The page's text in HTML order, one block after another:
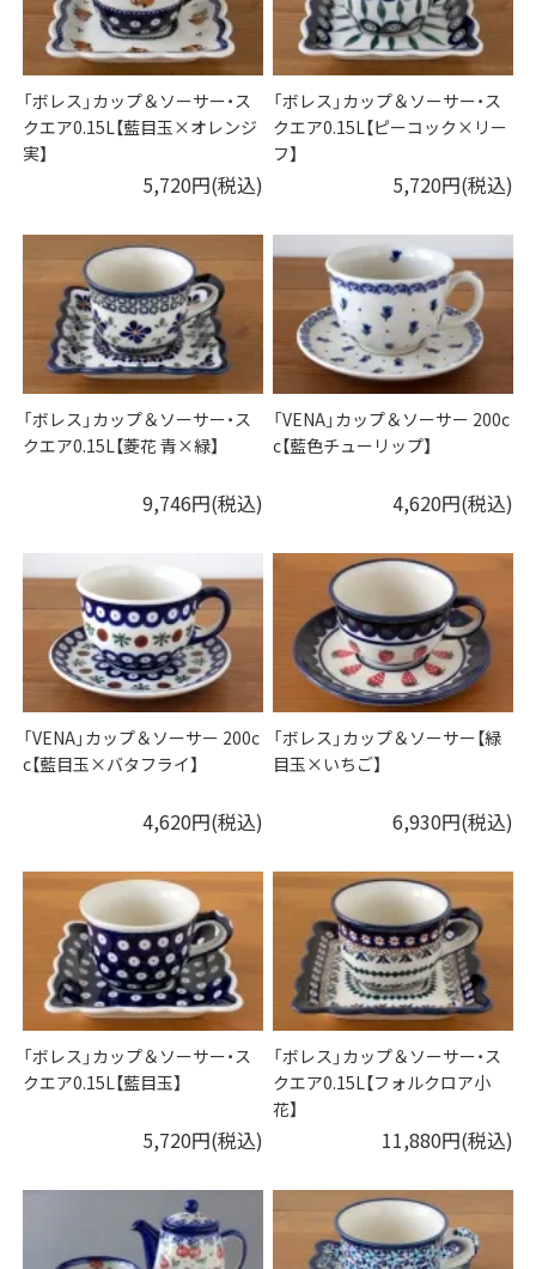
「ボレス」カップ＆ソーサー・ス
クエア0.15L【藍目玉×オレンジ
実】
5,720円(税込)
「ボレス」カップ＆ソーサー・ス
クエア0.15L【ピーコック×リー
フ】
5,720円(税込)
「ボレス」カップ＆ソーサー・ス
クエア0.15L【菱花 青×緑】
9,746円(税込)
「VENA」カップ＆ソーサー 200c
c【藍色チューリップ】
4,620円(税込)
「VENA」カップ＆ソーサー 200c
c【藍目玉×バタフライ】
4,620円(税込)
「ボレス」カップ＆ソーサー【緑
目玉×いちご】
6,930円(税込)
「ボレス」カップ＆ソーサー・ス
クエア0.15L【藍目玉】
5,720円(税込)
「ボレス」カップ＆ソーサー・ス
クエア0.15L【フォルクロア小
花】
11,880円(税込)